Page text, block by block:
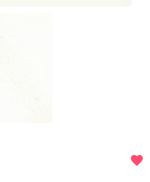
favorite